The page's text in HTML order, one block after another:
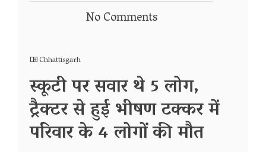
No Comments
Chhattisgarh
स्कूटी पर सवार थे 5 लोग,
ट्रैक्टर से हुई भीषण टक्कर में
परिवार के 4 लोगों की मौत